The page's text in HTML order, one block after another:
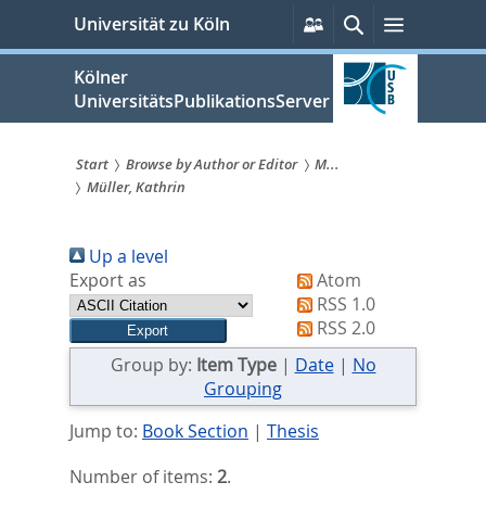
springen
Universität zu Köln
Persönliche
Services
SucheMenü
Kölner
UniversitätsPublikationsServer
Sie
sind
hier:
Start Browse by Author or Editor
M...
Müller, Kathrin
Up a level
Export as
Atom
RSS 1.0
RSS 2.0
Group by: Item Type| Date| No
Grouping
Jump to: Book Section | Thesis
Number of items: 2.